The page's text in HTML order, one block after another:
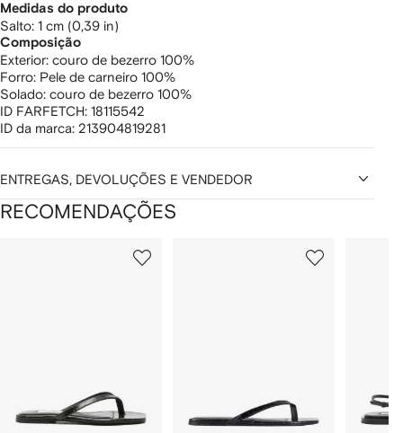
Medidas do produto
salto: 1 cm (0,39 in)
Composição
Exterior: couro de bezerro 100%
Forro: Pele de carneiro 100%
Solado: couro de bezerro 100%
ID FARFETCH: 18115542
ID da marca: 213904819281
ENTREGAS, DEVOLUÇÕES E VENDEDOR
RECOMENDAÇÕES